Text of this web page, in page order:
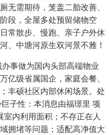
无需期待，笼盖二胎改善、
段，全屋多处预留储物空
常散步、慢跑、亲子户外休
、中塘河原生双河景不雅！
事做为国内头部高端物业
亿级省属国企，家庭会餐、
丰硕社区内部休闲场景。处
子性：本消息由福璟里 项
室内利用面积；不存正在人
拥堵等问题；适配高净值大